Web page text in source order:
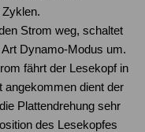
Strom weg, schaltet
Dynamo-Modus um.
fährt der Lesekopf in
angekommen dient der
Plattendrehung sehr
des Lesekopfes